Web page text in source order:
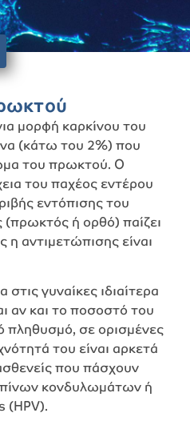
μορφή καρκίνου του
(κάτω του 2%) που
του πρωκτού. Ο
του παχέος εντέρου
εντόπισης του
(πρωκτός ή ορθό) παίζει
αντιμετώπισης είναι
γυναίκες ιδιαίτερα
αν και το ποσοστό του
πληθυσμό, σε ορισμένες
του είναι αρκετά
που πάσχουν
κονδυλωμάτων ή
(HPV).